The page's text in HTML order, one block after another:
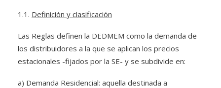
1.1. Definición y clasificación
Las Reglas definen la DEDMEM como la demanda de
los distribuidores a la que se aplican los precios
estacionales -fijados por la SE- y se subdivide en:
a) Demanda Residencial: aquella destinada a